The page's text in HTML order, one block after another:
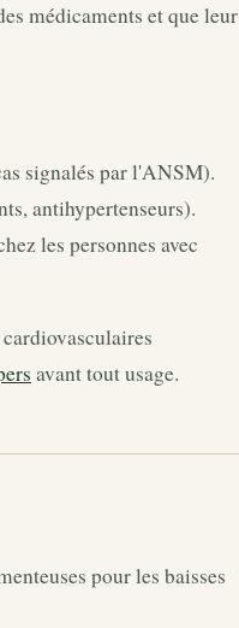
médicaments et que leur
signalés par l'ANSM).
antihypertenseurs).
les personnes avec
avant tout usage.
pour les baisses